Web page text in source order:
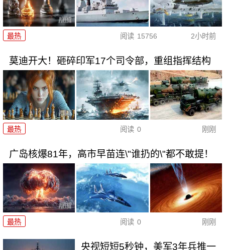
最热 阅读 15756 2小时前
莫迪开大！砸碎印军17个司令部，重组指挥结构
最热 阅读 0 刚刚
广岛核爆81年，高市早苗连\"谁扔的\"都不敢提！
最热 阅读 0 刚刚
央视短短5秒钟，美军3年兵推一